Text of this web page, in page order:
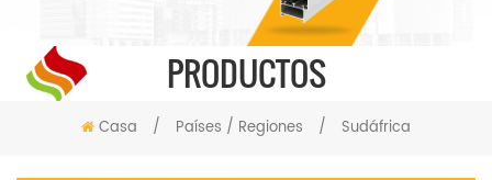
PRODUCTOS
Casa / Países / Regiones / Sudáfrica